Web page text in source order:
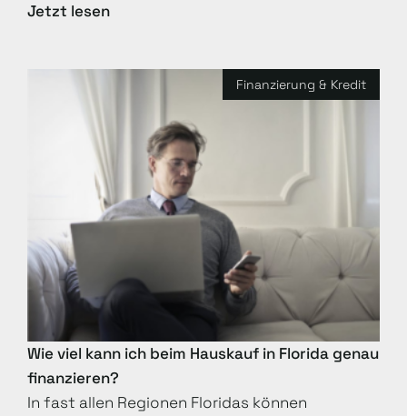
Jetzt lesen
Finanzierung & Kredit
Wie viel kann ich beim Hauskauf in Florida genau
finanzieren?
In fast allen Regionen Floridas können